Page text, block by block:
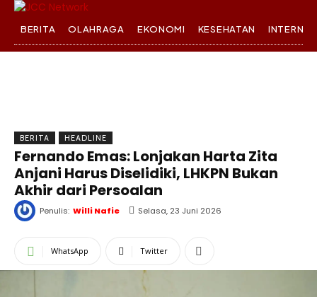
BERITA OLAHRAGA EKONOMI KESEHATAN
BERITA HEADLINE
Fernando Emas: Lonjakan Harta Zita
Anjani Harus Diselidiki, LHKPN Bukan
Akhir dari Persoalan
Penulis: Willi Nafie Selasa, 23 Juni 2026
WhatsApp Twitter